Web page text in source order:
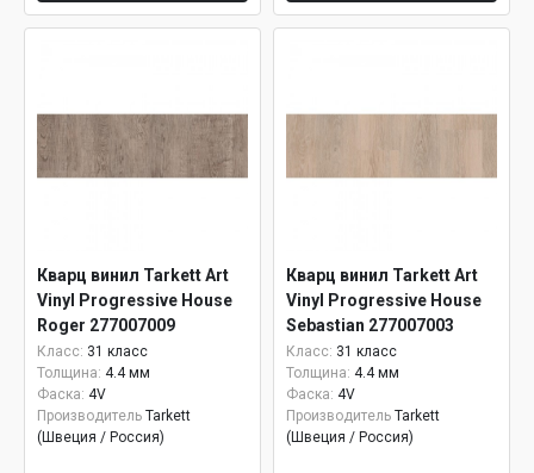
Кварц винил Tarkett Art
Vinyl Progressive House
Roger 277007009
Класс: 31 класс
Толщина: 4.4 мм
Фаска: 4V
Производитель Tarkett
(Швеция / Россия)
Кварц винил Tarkett Art
Vinyl Progressive House
Sebastian 277007003
Класс: 31 класс
Толщина: 4.4 мм
Фаска: 4V
Производитель Tarkett
(Швеция / Россия)